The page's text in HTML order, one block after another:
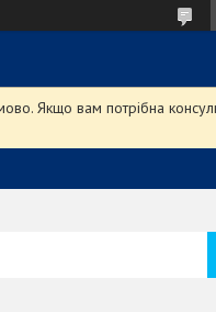
Якщо вам потрібна